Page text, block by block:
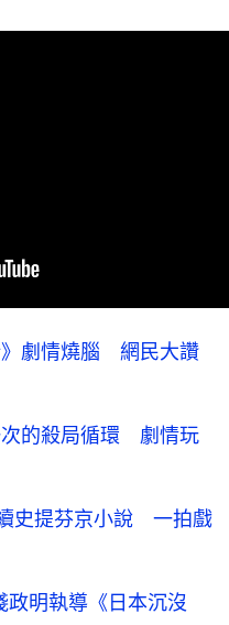
》劇情燒腦 網民大讚
的殺局循環 劇情玩
史提芬京小說 一拍戲
政明執導《日本沉沒